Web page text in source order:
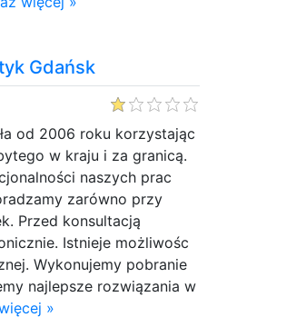
Gdańsk
od 2006 roku korzystając
w kraju i za granicą.
naszych prac
zarówno przy
Przed konsultacją
Istnieje możliwośc
Wykonujemy pobranie
najlepsze rozwiązania w
»